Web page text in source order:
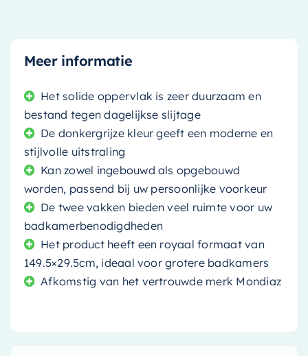
Meer informatie
Het solide oppervlak is zeer duurzaam en
bestand tegen dagelijkse slijtage
De donkergrijze kleur geeft een moderne en
stijlvolle uitstraling
Kan zowel ingebouwd als opgebouwd
worden, passend bij uw persoonlijke voorkeur
De twee vakken bieden veel ruimte voor uw
badkamerbenodigdheden
Het product heeft een royaal formaat van
149.5×29.5cm, ideaal voor grotere badkamers
Afkomstig van het vertrouwde merk Mondiaz